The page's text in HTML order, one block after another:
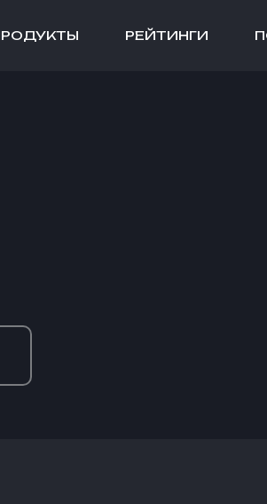
РЕЙТИНГИ